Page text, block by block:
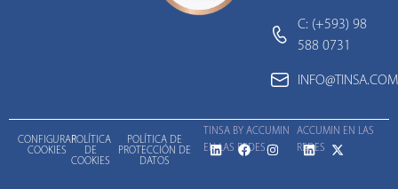
C: (+593) 98
588 0731
CONFIGURAR
COOKIES
POLÍTICA
DE
COOKIES
POLÍTICA DE
PROTECCIÓN DE
DATOS
TINSA BY ACCUMIN
EN LAS REDES
ACCUMIN EN LAS
REDES